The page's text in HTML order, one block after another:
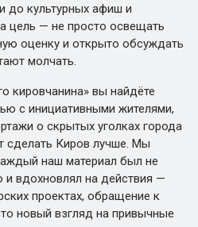
до культурных афиш и
цель — не просто освещать
оценку и открыто обсуждать
молчать.
кировчанина» вы найдёте
с инициативными жителями,
о скрытых уголках города
сделать Киров лучше. Мы
наш материал был не
вдохновлял на действия —
проектах, обращение к
новый взгляд на привычные